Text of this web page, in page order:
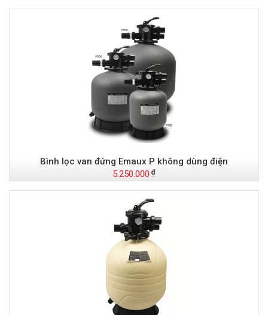
Bình lọc van đứng Emaux P không dùng điện
5.250.000